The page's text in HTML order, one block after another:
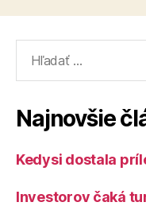
Najnovšie
Kedysi dostala
Investorov čaká